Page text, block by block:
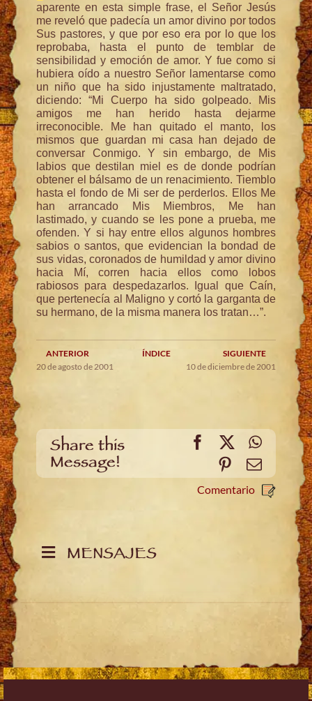
aparente en esta simple frase, el Señor Jesús
me reveló que padecía un amor divino por todos
Sus pastores, y que por eso era por lo que los
reprobaba, hasta el punto de temblar de
sensibilidad y emoción de amor. Y fue como si
hubiera oído a nuestro Señor lamentarse como
un niño que ha sido injustamente maltratado,
diciendo: “Mi Cuerpo ha sido golpeado. Mis
amigos me han herido hasta dejarme
irreconocible. Me han quitado el manto, los
mismos que guardan mi casa han dejado de
conversar Conmigo. Y sin embargo, de Mis
labios que destilan miel es de donde podrían
obtener el bálsamo de un renacimiento. Tiemblo
hasta el fondo de Mi ser de perderlos. Ellos Me
han arrancado Mis Miembros, Me han
lastimado, y cuando se les pone a prueba, me
ofenden. Y si hay entre ellos algunos hombres
sabios o santos, que evidencian la bondad de
sus vidas, coronados de humildad y amor divino
hacia Mí, corren hacia ellos como lobos
rabiosos para despedazarlos. Igual que Caín,
que pertenecía al Maligno y cortó la garganta de
su hermano, de la misma manera los tratan…”.
ANTERIOR ÍNDICE
SIGUIENTE
20 de agosto de 2001
10 de diciembre de 2001
Share this
Message!
Facebook
X
Pinterest
Email
Comentario
MENSAJES